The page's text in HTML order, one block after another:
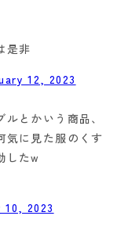
是非
12, 2023
とかいう商品、
気に見た服のくす
したw
10, 2023